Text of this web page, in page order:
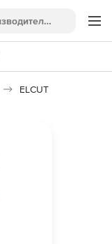
ELCUT